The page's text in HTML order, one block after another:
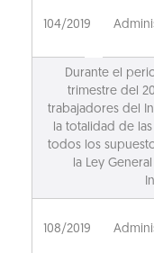
104/2019
Durante el
trimestre del
trabajadores del
la totalidad de
todos los
la Ley
108/2019